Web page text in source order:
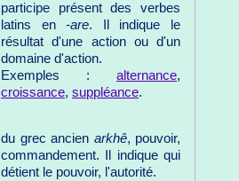
participe présent des verbes
latins en -are. Il indique le
résultat d'une action ou d'un
domaine d'action.
Exemples : alternance,
croissance, suppléance.
du grec ancien arkhê, pouvoir,
commandement. Il indique qui
détient le pouvoir, l'autorité.